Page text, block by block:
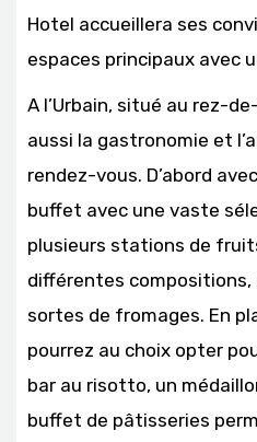
Hotel accueillera ses
espaces principaux avec
A l’Urbain, situé au rez-
aussi la gastronomie et
rendez-vous. D’abord
buffet avec une vaste
plusieurs stations de
différentes compositions,
sortes de fromages. En
pourrez au choix opter
bar au risotto, un
buffet de pâtisseries